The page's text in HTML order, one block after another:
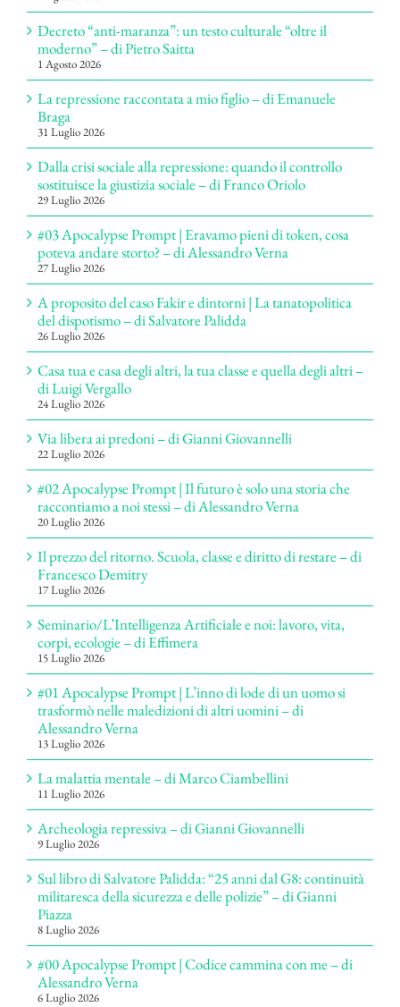
Decreto “anti-maranza”: un testo culturale “oltre il
moderno” – di Pietro Saitta
1 Agosto 2026
La repressione raccontata a mio figlio – di Emanuele
Braga
31 Luglio 2026
Dalla crisi sociale alla repressione: quando il controllo
sostituisce la giustizia sociale – di Franco Oriolo
29 Luglio 2026
#03 Apocalypse Prompt | Eravamo pieni di token, cosa
poteva andare storto? – di Alessandro Verna
27 Luglio 2026
A proposito del caso Fakir e dintorni | La tanatopolitica
del dispotismo – di Salvatore Palidda
26 Luglio 2026
Casa tua e casa degli altri, la tua classe e quella degli altri –
di Luigi Vergallo
24 Luglio 2026
Via libera ai predoni – di Gianni Giovannelli
22 Luglio 2026
#02 Apocalypse Prompt | Il futuro è solo una storia che
raccontiamo a noi stessi – di Alessandro Verna
20 Luglio 2026
Il prezzo del ritorno. Scuola, classe e diritto di restare – di
Francesco Demitry
17 Luglio 2026
Seminario/L’Intelligenza Artificiale e noi: lavoro, vita,
corpi, ecologie – di Effimera
15 Luglio 2026
#01 Apocalypse Prompt | L’inno di lode di un uomo si
trasformò nelle maledizioni di altri uomini – di
Alessandro Verna
13 Luglio 2026
La malattia mentale – di Marco Ciambellini
11 Luglio 2026
Archeologia repressiva – di Gianni Giovannelli
9 Luglio 2026
Sul libro di Salvatore Palidda: “25 anni dal G8: continuità
militaresca della sicurezza e delle polizie” – di Gianni
Piazza
8 Luglio 2026
#00 Apocalypse Prompt | Codice cammina con me – di
Alessandro Verna
6 Luglio 2026